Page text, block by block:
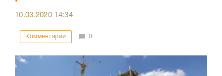
10.03.2020 14:34
Комментарии 0